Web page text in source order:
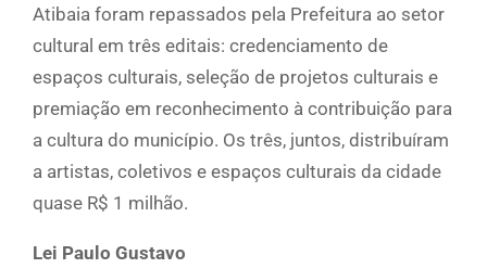
Atibaia foram repassados pela Prefeitura ao setor
cultural em três editais: credenciamento de
espaços culturais, seleção de projetos culturais e
premiação em reconhecimento à contribuição para
a cultura do município. Os três, juntos, distribuíram
a artistas, coletivos e espaços culturais da cidade
quase R$ 1 milhão.
Lei Paulo Gustavo